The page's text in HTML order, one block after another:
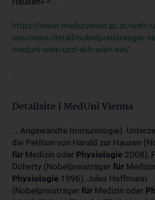
https://www.meduniwien.ac.at/web/
uns/news/detail/nobelpreistraeger-
meduni-wien-und-akh-wien-ein/
Detailsite | MedUni Vienna
... Angewandte Immunologie).
die Petition von Harald zur Hausen
für Medizin oder Physiologie 2008),
Doherty (Nobelpreisträger für
Physiologie 1996), Jules Hoffmann
(Nobelpreisträger für Medizin oder